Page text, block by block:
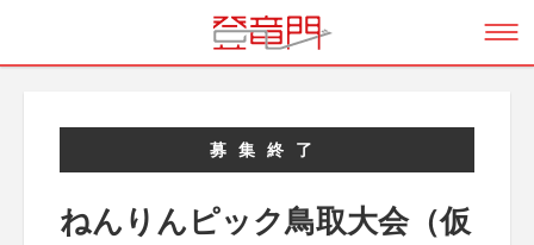
募集終了
ねんりんピック鳥取大会（仮